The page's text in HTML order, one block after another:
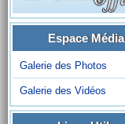
Espace Média
Galerie des Photos
Galerie des Vidéos